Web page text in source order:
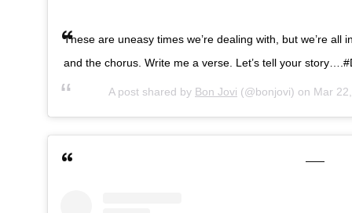
These are uneasy times we’re dealing with, but we’re all
and the chorus. Write me a verse. Let’s tell your
A post shared by Bon Jovi (@bonjovi) on Mar